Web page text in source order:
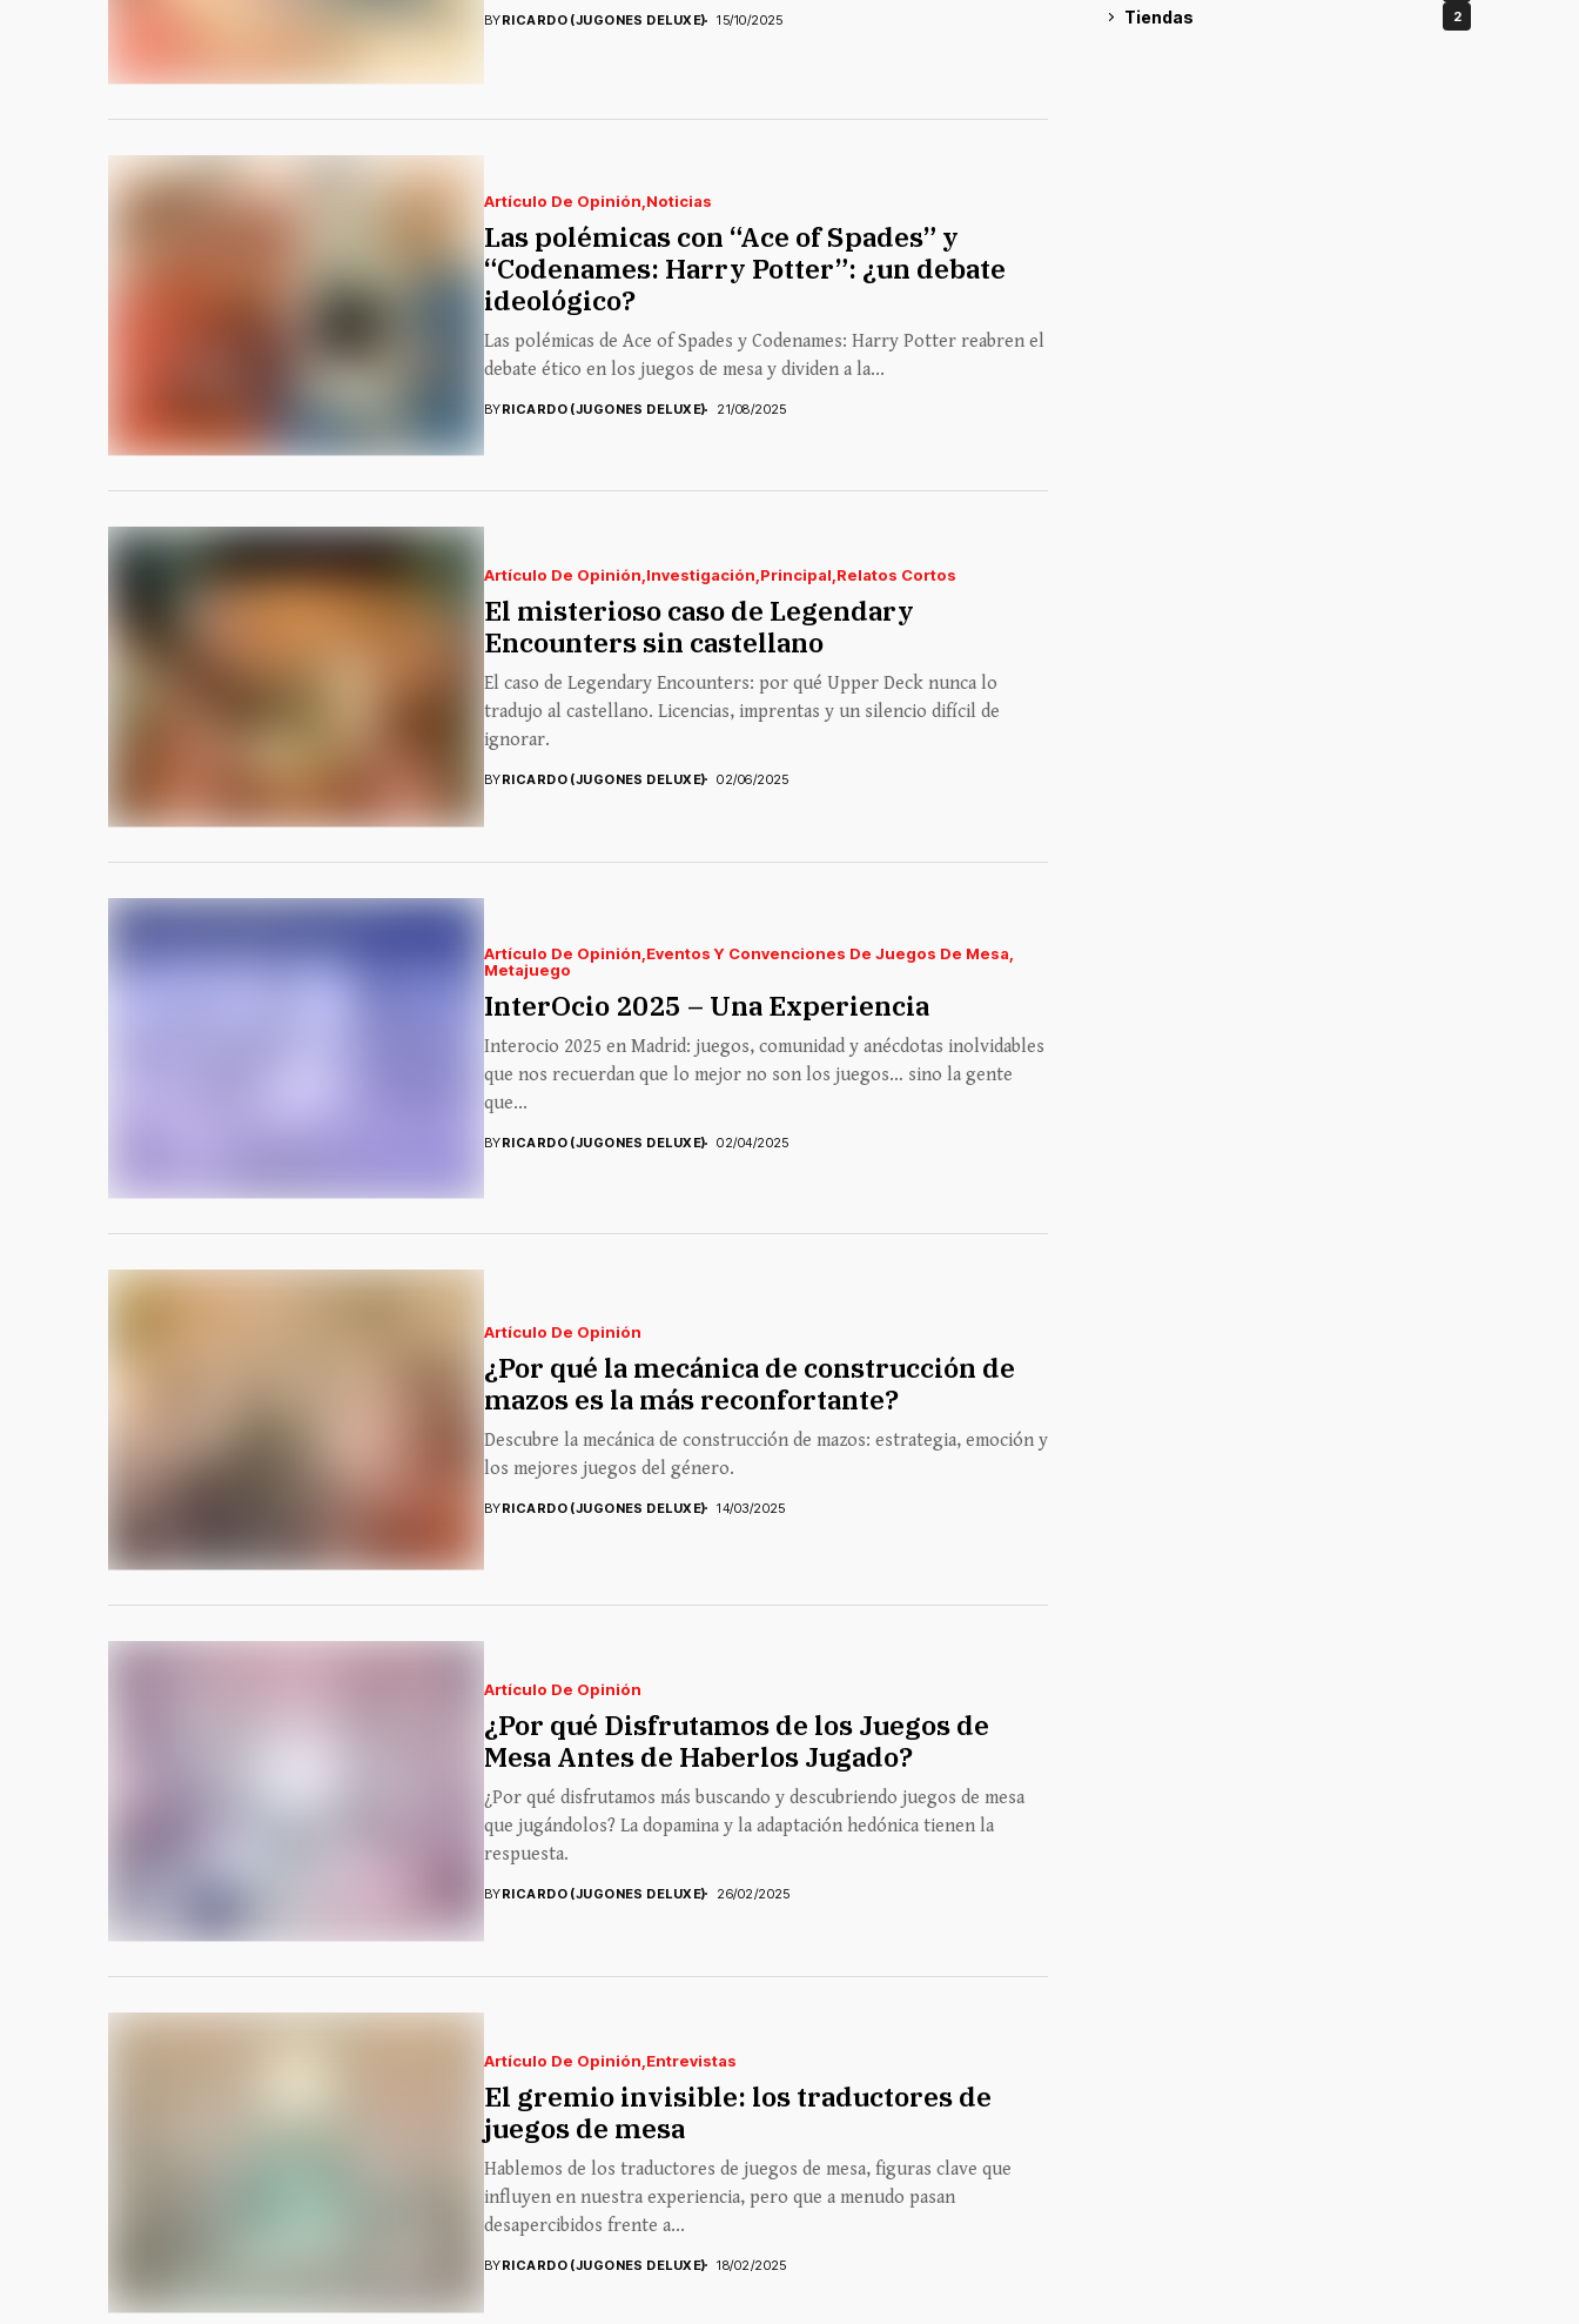
BYRICARDO (JUGONES DELUXE) 15/10/2025
Artículo De Opinión Noticias
Las polémicas con “Ace of Spades” y
“Codenames: Harry Potter”: ¿un debate
ideológico?
Las polémicas de Ace of Spades y Codenames: Harry Potter reabren el
debate ético en los juegos de mesa y dividen a la...
BYRICARDO (JUGONES DELUXE) 21/08/2025
Artículo De Opinión Investigación Principal Relatos Cortos
El misterioso caso de Legendary
Encounters sin castellano
El caso de Legendary Encounters: por qué Upper Deck nunca lo
tradujo al castellano. Licencias, imprentas y un silencio difícil de
ignorar.
BYRICARDO (JUGONES DELUXE) 02/06/2025
Artículo De Opinión Eventos Y Convenciones De Juegos De Mesa
Metajuego
InterOcio 2025 – Una Experiencia
Interocio 2025 en Madrid: juegos, comunidad y anécdotas inolvidables
que nos recuerdan que lo mejor no son los juegos… sino la gente
que...
BYRICARDO (JUGONES DELUXE) 02/04/2025
Artículo De Opinión
¿Por qué la mecánica de construcción de
mazos es la más reconfortante?
Descubre la mecánica de construcción de mazos: estrategia, emoción y
los mejores juegos del género.
BYRICARDO (JUGONES DELUXE) 14/03/2025
Artículo De Opinión
¿Por qué Disfrutamos de los Juegos de
Mesa Antes de Haberlos Jugado?
¿Por qué disfrutamos más buscando y descubriendo juegos de mesa
que jugándolos? La dopamina y la adaptación hedónica tienen la
respuesta.
BYRICARDO (JUGONES DELUXE) 26/02/2025
Artículo De Opinión Entrevistas
El gremio invisible: los traductores de
juegos de mesa
Hablemos de los traductores de juegos de mesa, figuras clave que
influyen en nuestra experiencia, pero que a menudo pasan
desapercibidos frente a...
BYRICARDO (JUGONES DELUXE) 18/02/2025
Tiendas 2